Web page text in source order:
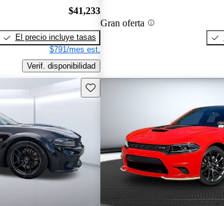
$41,233
El precio incluye tasas
$791/mes est.
Verif. disponibilidad
Gran oferta
Guarda este Aviso